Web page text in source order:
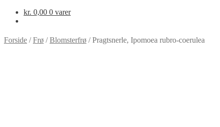
kr. 0,00 0 varer
Forside /Frø /Blomsterfrø /Pragtsnerle, Ipomoea rubro-coerulea